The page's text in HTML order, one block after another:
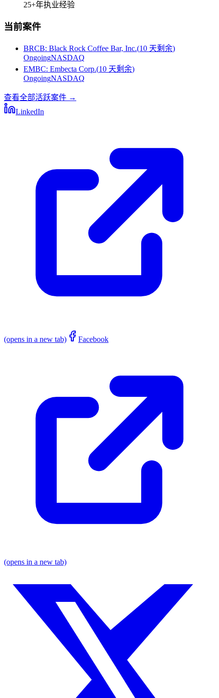
25+年执业经验
当前案件
BRCB: Black Rock Coffee Bar, Inc.(10 天剩余)
OngoingNASDAQ
EMBC: Embecta Corp.(10 天剩余)
OngoingNASDAQ
查看全部活跃案件 →
LinkedIn
(opens in a new tab) Facebook
(opens in a new tab)